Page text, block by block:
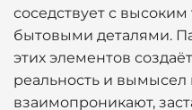
соседствует с
бытовыми деталями.
этих элементов
реальность и вымысел
взаимопроникают,